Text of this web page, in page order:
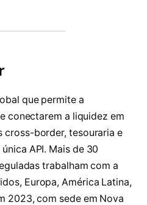
que permite a
conectarem a liquidez em
cross-border, tesouraria e
API. Mais de 30
trabalham com a
Europa, América Latina,
2023, com sede em Nova